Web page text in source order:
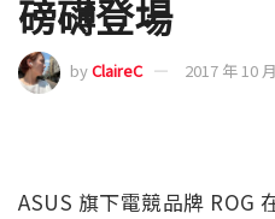
磅礴登場
byClaireC 2017 年 10
ASUS 旗下電競品牌 ROG